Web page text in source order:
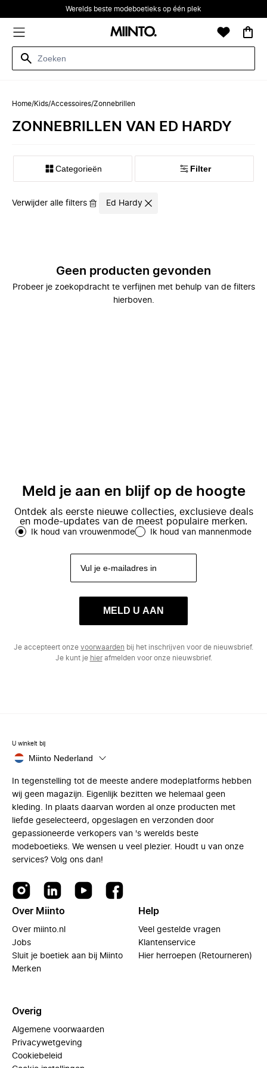
Werelds beste modeboetieks op één plek
Home/Kids/Accessoires/Zonnebrillen
ZONNEBRILLEN VAN ED HARDY
Categorieën Filter
Verwijder alle filters Ed Hardy
Geen producten gevonden
Probeer je zoekopdracht te verfijnen met behulp van de filters
hierboven.
Meld je aan en blijf op de hoogte
Ontdek als eerste nieuwe collecties, exclusieve deals
en mode-updates van de meest populaire merken.
Ik houd van vrouwenmode Ik houd van mannenmode
MELD U AAN
Je accepteert onze voorwaarden bij het inschrijven voor de nieuwsbrief.
Je kunt je hierafmelden voor onze nieuwsbrief.
U winkelt bij
Miinto Nederland
In tegenstelling tot de meeste andere modeplatforms hebben
wij geen magazijn. Eigenlijk bezitten we helemaal geen
kleding. In plaats daarvan worden al onze producten met
liefde geselecteerd, opgeslagen en verzonden door
gepassioneerde verkopers van 's werelds beste
modeboetieks. We wensen u veel plezier. Houdt u van onze
services? Volg ons dan!
Over Miinto
Over miinto.nl
Jobs
Sluit je boetiek aan bij Miinto
Merken
Help
Veel gestelde vragen
Klantenservice
Hier herroepen (Retourneren)
Overig
Algemene voorwaarden
Privacywetgeving
Cookiebeleid